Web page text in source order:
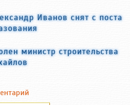
Иванов снят с поста
министр строительства